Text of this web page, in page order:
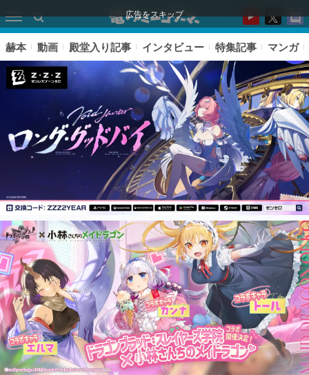
広告をスキップ
ピックアップ
電ファミのいま読まれている記事ランキング
アプリセール情報
インタビュー
連載・特集一覧
赫本 動画 殿堂入り記事 インタビュー 特集記事 マンガ